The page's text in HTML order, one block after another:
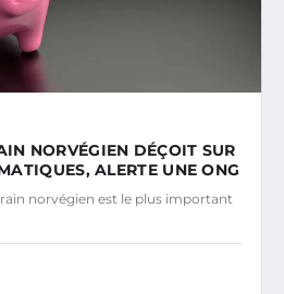
NORVÉGIEN DÉÇOIT SUR
ALERTE UNE ONG
norvégien est le plus important